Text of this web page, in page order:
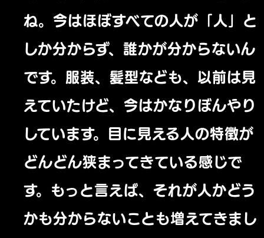
ね。今はほぼすべての人が「人」と
しか分からず、誰かが分からないん
です。服装、髪型なども、以前は見
えていたけど、今はかなりぼんやり
しています。目に見える人の特徴が
どんどん狭まってきている感じで
す。もっと言えば、それが人かどう
かも分からないことも増えてきまし